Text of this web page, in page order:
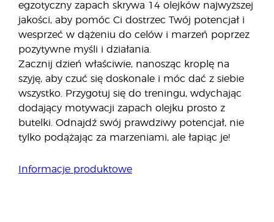
egzotyczny zapach skrywa 14 olejków najwyższej
jakości, aby pomóc Ci dostrzec Twój potencjał i
wesprzeć w dążeniu do celów i marzeń poprzez
pozytywne myśli i działania.
Zacznij dzień właściwie, nanosząc kroplę na
szyję, aby czuć się doskonale i móc dać z siebie
wszystko. Przygotuj się do treningu, wdychając
dodający motywacji zapach olejku prosto z
butelki. Odnajdź swój prawdziwy potencjał, nie
tylko podążając za marzeniami, ale łapiąc je!
Informacje produktowe